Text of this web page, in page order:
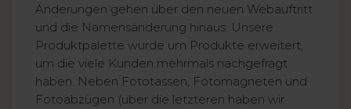
Änderungen gehen über den neuen Webauftritt
und die Namensänderung hinaus. Unsere
Produktpalette wurde um Produkte erweitert,
um die viele Kunden mehrmals nachgefragt
haben. Neben Fototassen, Fotomagneten und
Fotoabzügen (über die letzteren haben wir